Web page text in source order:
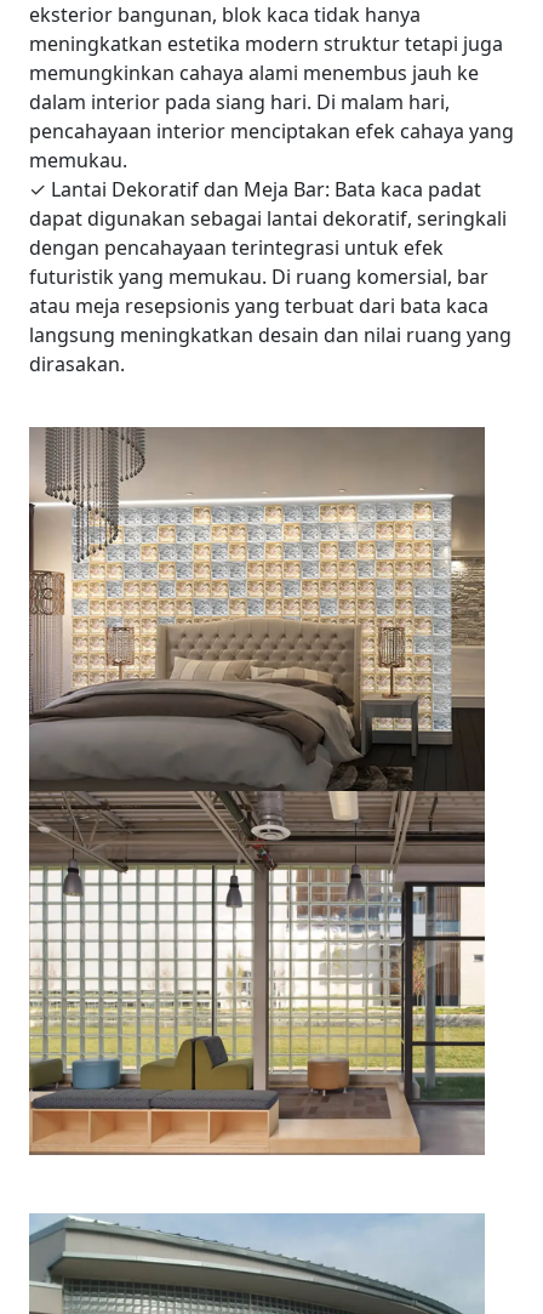
eksterior bangunan, blok kaca tidak hanya
meningkatkan estetika modern struktur tetapi juga
memungkinkan cahaya alami menembus jauh ke
dalam interior pada siang hari. Di malam hari,
pencahayaan interior menciptakan efek cahaya yang
memukau.
✓ Lantai Dekoratif dan Meja Bar: Bata kaca padat
dapat digunakan sebagai lantai dekoratif, seringkali
dengan pencahayaan terintegrasi untuk efek
futuristik yang memukau. Di ruang komersial, bar
atau meja resepsionis yang terbuat dari bata kaca
langsung meningkatkan desain dan nilai ruang yang
dirasakan.